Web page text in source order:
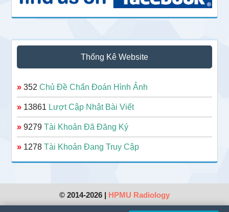
Thống Kê Website
» 352Chủ Đề Chẩn Đoán Hình Ảnh
» 13861 Lượt Cập Nhật Bài Viết
» 9279Tài Khoản Đã Đăng Ký
» 1278Tài Khoản Đang Truy Cập
© 2014-2026 | HPMU Radiology